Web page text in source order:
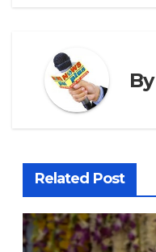
By
Related Post